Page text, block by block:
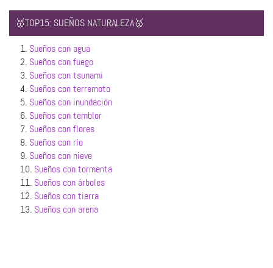
🥇TOP15: SUEÑOS NATURALEZA🥇
1. Sueños con agua
2. Sueños con fuego
3. Sueños con tsunami
4. Sueños con terremoto
5. Sueños con inundación
6. Sueños con temblor
7. Sueños con flores
8. Sueños con río
9. Sueños con nieve
10. Sueños con tormenta
11. Sueños con árboles
12. Sueños con tierra
13. Sueños con arena